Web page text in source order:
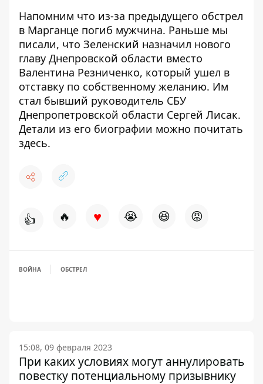
Напомним что из-за предыдущего обстрел
в Марганце погиб мужчина. Раньше мы
писали, что Зеленский назначил нового
главу Днепровской области вместо
Валентина Резниченко, который ушел в
отставку по собственному желанию. Им
стал бывший руководитель СБУ
Днепропетровской области Сергей Лисак.
Детали из его биографии можно почитать
здесь.
👍 🔥 ♥ 😭 😆 😡
ВОЙНА ОБСТРЕЛ
15:08, 09 февраля 2023
При каких условиях могут аннулировать
повестку потенциальному призывнику